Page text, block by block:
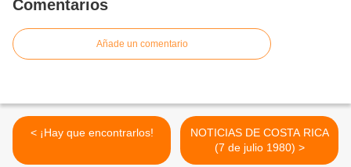
Comentarios
Añade un comentario
< ¡Hay que encontrarlos!
NOTICIAS DE COSTA RICA
(7 de julio 1980) >